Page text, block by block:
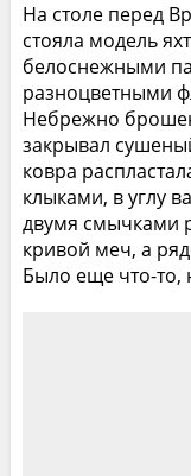
На столе перед
стояла модель
белоснежными
разноцветными
Небрежно
закрывал
ковра
клыками, в углу
двумя смычками
кривой меч, а
Было еще что-то,